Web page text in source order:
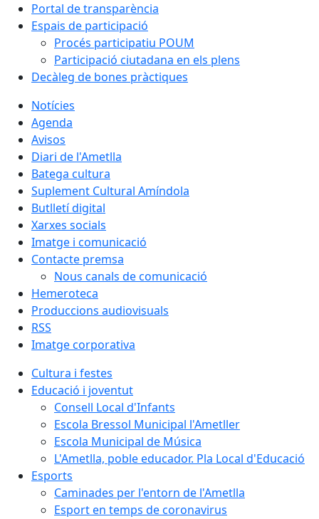
Portal de transparència
Espais de participació
Procés participatiu POUM
Participació ciutadana en els plens
Decàleg de bones pràctiques
Notícies
Agenda
Avisos
Diari de l'Ametlla
Batega cultura
Suplement Cultural Amíndola
Butlletí digital
Xarxes socials
Imatge i comunicació
Contacte premsa
Nous canals de comunicació
Hemeroteca
Produccions audiovisuals
RSS
Imatge corporativa
Cultura i festes
Educació i joventut
Consell Local d'Infants
Escola Bressol Municipal l'Ametller
Escola Municipal de Música
L'Ametlla, poble educador. Pla Local d'Educació
Esports
Caminades per l'entorn de l'Ametlla
Esport en temps de coronavirus